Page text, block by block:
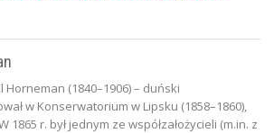
Horneman (1840–1906) – duński
w Konserwatorium w Lipsku (1858–1860),
1865 r. był jednym ze współzałożycieli (m.in. z